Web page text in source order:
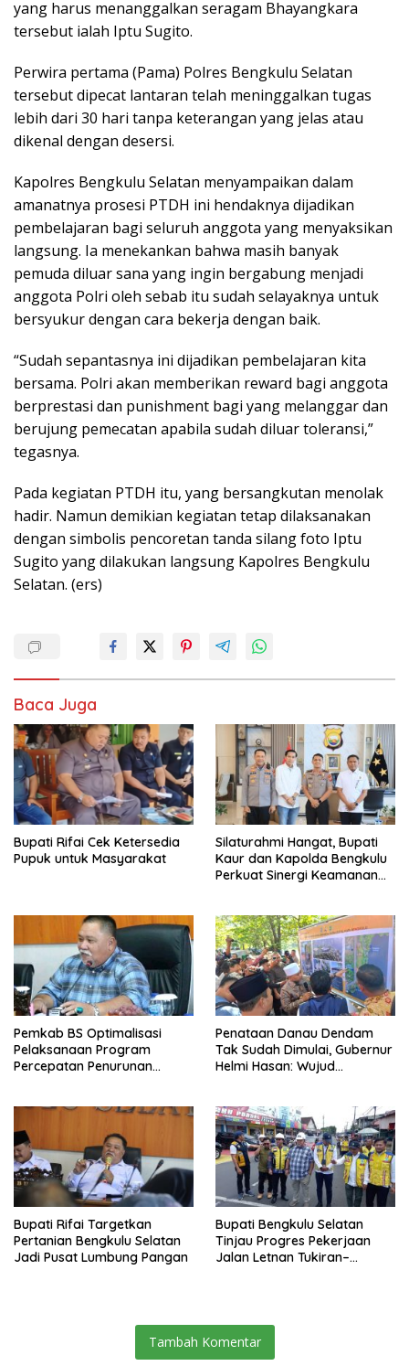
yang harus menanggalkan seragam Bhayangkara
tersebut ialah Iptu Sugito.
Perwira pertama (Pama) Polres Bengkulu Selatan
tersebut dipecat lantaran telah meninggalkan tugas
lebih dari 30 hari tanpa keterangan yang jelas atau
dikenal dengan desersi.
Kapolres Bengkulu Selatan menyampaikan dalam
amanatnya prosesi PTDH ini hendaknya dijadikan
pembelajaran bagi seluruh anggota yang menyaksikan
langsung. Ia menekankan bahwa masih banyak
pemuda diluar sana yang ingin bergabung menjadi
anggota Polri oleh sebab itu sudah selayaknya untuk
bersyukur dengan cara bekerja dengan baik.
“Sudah sepantasnya ini dijadikan pembelajaran kita
bersama. Polri akan memberikan reward bagi anggota
berprestasi dan punishment bagi yang melanggar dan
berujung pemecatan apabila sudah diluar toleransi,”
tegasnya.
Pada kegiatan PTDH itu, yang bersangkutan menolak
hadir. Namun demikian kegiatan tetap dilaksanakan
dengan simbolis pencoretan tanda silang foto Iptu
Sugito yang dilakukan langsung Kapolres Bengkulu
Selatan. (ers)
Baca Juga
Bupati Rifai Cek Ketersedia
Pupuk untuk Masyarakat
Silaturahmi Hangat, Bupati
Kaur dan Kapolda Bengkulu
Perkuat Sinergi Keamanan
Pemkab BS Optimalisasi
Pelaksanaan Program
Percepatan Penurunan
Penataan Danau Dendam
Tak Sudah Dimulai, Gubernur
Helmi Hasan: Wujud
Berdaya Saing
Bupati Rifai Targetkan
Pertanian Bengkulu Selatan
Jadi Pusat Lumbung Pangan
Bupati Bengkulu Selatan
Tinjau Progres Pekerjaan
Jalan Letnan Tukiran–
Tambah Komentar